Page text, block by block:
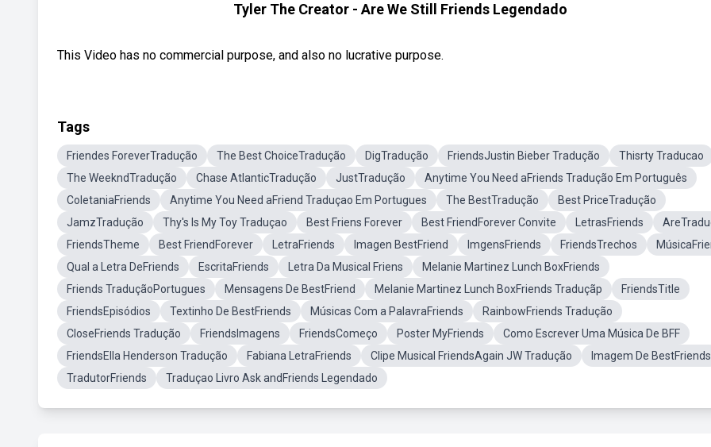
Tyler The Creator - Are We Still Friends Legendado
This Video has no commercial purpose, and also no lucrative purpose.
Tags
Friendes ForeverTradução The Best ChoiceTradução DigTradução FriendsJustin Bieber Tradução
Thisrty Traducao
The WeekndTradução
Chase AtlanticTradução JustTradução
Anytime You Need aFriends Tradução Em Português
ColetaniaFriends
Anytime You Need aFriend Traduçao Em Portugues The BestTradução
Best PriceTradução
JamzTradução
Thy's Is My Toy Traduçao Best Friens Forever Best FriendForever Convite LetrasFriends
FriendsTheme
Best FriendForever LetraFriends Imagen BestFriend ImgensFriends FriendsTrechos
Qual a Letra DeFriends
EscritaFriends Letra Da Musical Friens
Melanie Martinez Lunch BoxFriends
Friends TraduçãoPortugues
Mensagens De BestFriend Melanie Martinez Lunch BoxFriends Traduçãp
FriendsTitle
FriendsEpisódios
Textinho De BestFriends Músicas Com a PalavraFriends
RainbowFriends Tradução
CloseFriends Tradução
FriendsImagens FriendsComeço Poster MyFriends
Como Escrever Uma Música De BFF
FriendsElla Henderson Tradução
Fabiana LetraFriends Clipe Musical FriendsAgain JW Tradução
Imagem De BestFriends
TradutorFriends
Traduçao Livro Ask andFriends Legendado